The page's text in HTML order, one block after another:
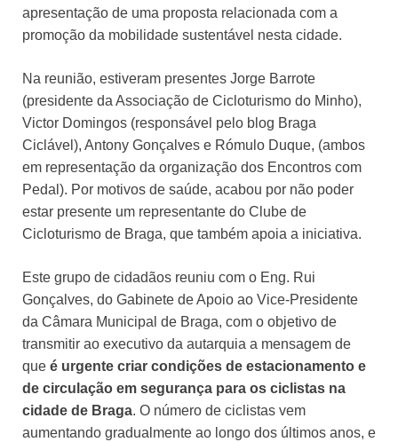
apresentação de uma proposta relacionada com a
promoção da mobilidade sustentável nesta cidade.
Na reunião, estiveram presentes Jorge Barrote
(presidente da Associação de Cicloturismo do Minho),
Victor Domingos (responsável pelo blog Braga
Ciclável), Antony Gonçalves e Rómulo Duque, (ambos
em representação da organização dos Encontros com
Pedal). Por motivos de saúde, acabou por não poder
estar presente um representante do Clube de
Cicloturismo de Braga, que também apoia a iniciativa.
Este grupo de cidadãos reuniu com o Eng. Rui
Gonçalves, do Gabinete de Apoio ao Vice-Presidente
da Câmara Municipal de Braga, com o objetivo de
transmitir ao executivo da autarquia a mensagem de
que é urgente criar condições de estacionamento e
de circulação em segurança para os ciclistas na
cidade de Braga. O número de ciclistas vem
aumentando gradualmente ao longo dos últimos anos, e